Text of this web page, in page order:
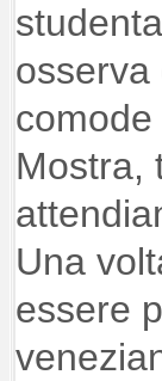
Mostra,
Una
essere